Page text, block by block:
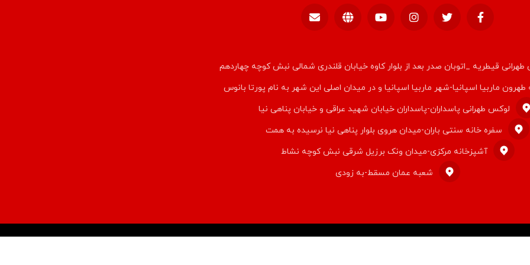
قیطریه _اتوبان صدر بعد از بلوار کاوه خیابان قلندری شمالی نبش کوچه چهاردهم
طهرون ماربیا اسپانیا-شهر ماربیا اسپانیا و در میدان اصلی این شهر به نام پورتا بانوس
لوکس طهرانی پاسداران-پاسداران خیابان شهید عراقی و خیابان پناهی نیا
سفره خانه سنتی باران-میدان هروی بلوار پناهی نیا نرسیده به همت
آشپزخانه مرکزی-میدان ونک برزیل شرقی نبش کوچه نشاط
شعبه عمان مسقط-به زودی